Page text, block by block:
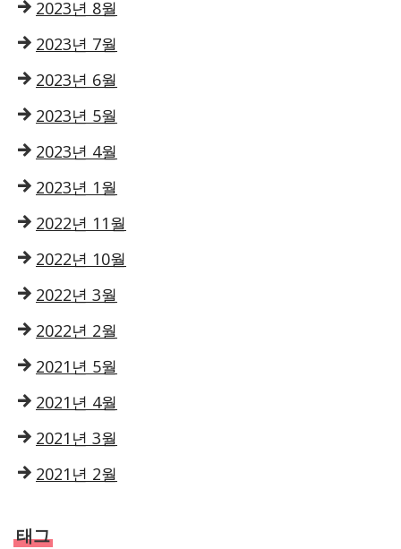
2023년 8월
2023년 7월
2023년 6월
2023년 5월
2023년 4월
2023년 1월
2022년 11월
2022년 10월
2022년 3월
2022년 2월
2021년 5월
2021년 4월
2021년 3월
2021년 2월
태그